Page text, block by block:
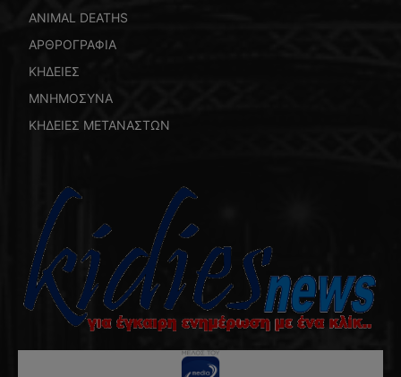
ANIMAL DEATHS
ΑΡΘΡΟΓΡΑΦΙΑ
ΚΗΔΕΙΕΣ
ΜΝΗΜΟΣΥΝΑ
ΚΗΔΕΙΕΣ ΜΕΤΑΝΑΣΤΩΝ